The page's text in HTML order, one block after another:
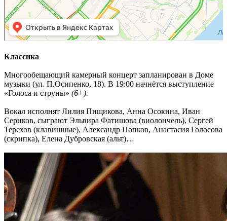
Классика
Многообещающий камерный концерт запланирован в Доме
музыки (ул. П.Осипенко, 18). В 19:00 начнётся выступление
«Голоса и струны» (6+).
Вокал исполнят Лилия Пищикова, Анна Осокина, Иван
Сериков, сыграют Эльвира Фатишова (виолончель), Сергей
Терехов (клавишные), Александр Попков, Анастасия Голосова
(скрипка), Елена Дубровская (альт)…